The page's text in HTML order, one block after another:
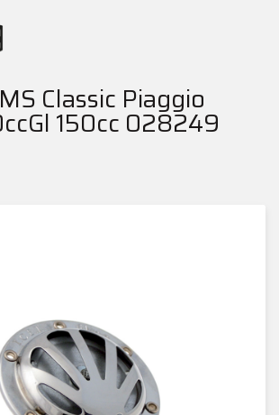
Classic Piaggio
150cc 028249